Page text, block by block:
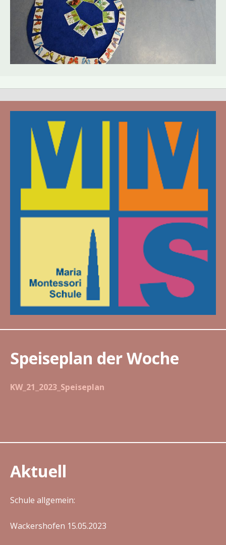
Speiseplan der Woche
KW_21_2023_Speiseplan
Aktuell
Schule allgemein:
Wackershofen 15.05.2023